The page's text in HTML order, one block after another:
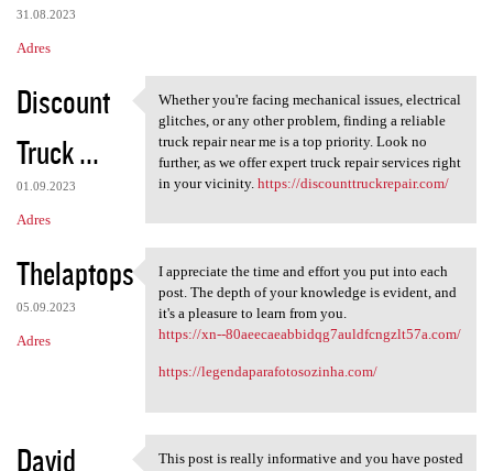
31.08.2023
Adres
Discount
Truck ...
01.09.2023
Adres
Whether you're facing
Whether you're facing mechanical issues, electrical
glitches, or any other problem, finding a reliable
truck repair near me is a top priority. Look no
further, as we offer expert truck repair services right
in your vicinity. https://discounttruckrepair.com/
Thelaptops
05.09.2023
Adres
I appreciate the time and
I appreciate the time and effort you put into each
post. The depth of your knowledge is evident, and
it's a pleasure to learn from you.
https://xn--80aeecaeabbidqg7auldfcngzlt57a.com/
https://legendaparafotosozinha.com/
David
This post is really informative and you have posted